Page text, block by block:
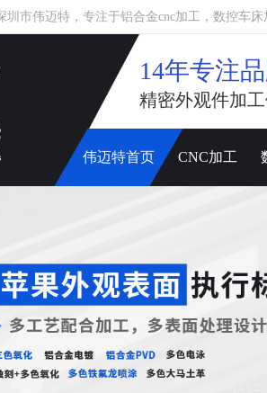
圳市伟迈特，专注于铝合金cnc加工，数控车
14年专注
精密外观件加
伟迈特首页 CNC加工